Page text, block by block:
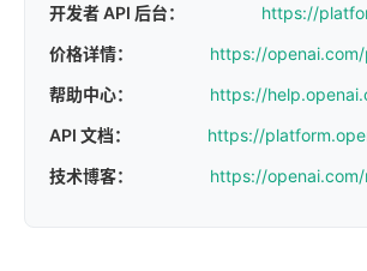
开发者 API 后台：
https://
价格详情：
https://
帮助中心：
https://
API 文档：
https://
技术博客：
https://